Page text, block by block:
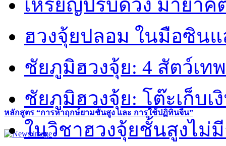
หลักสูตร “การหาฤกษ์ยามชั้นสูง และ การใช้ปฏิทินจีน”
เหรียญปรับดวง มายา
ฮวงจุ้ยปลอม ในมือซิน
ชัยภูมิฮวงจุ้ย: 4 สัตว์เทพ
ชัยภูมิฮวงจุ้ย: โต๊ะเก็บเ
ในวิชาฮวงจุ้ยชั้นสูงไม่